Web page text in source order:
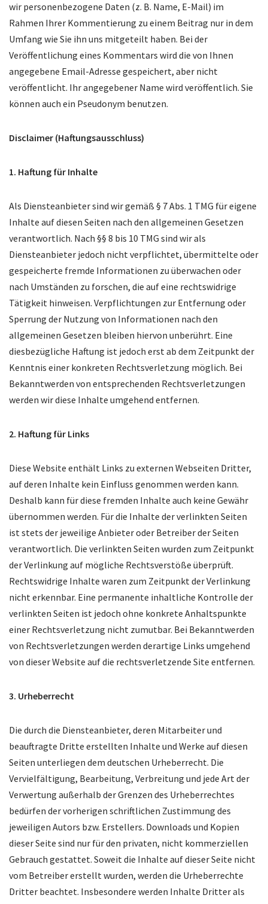
wir personenbezogene Daten (z. B. Name, E-Mail) im
Rahmen Ihrer Kommentierung zu einem Beitrag nur in dem
Umfang wie Sie ihn uns mitgeteilt haben. Bei der
Veröffentlichung eines Kommentars wird die von Ihnen
angegebene Email-Adresse gespeichert, aber nicht
veröffentlicht. Ihr angegebener Name wird veröffentlich. Sie
können auch ein Pseudonym benutzen.
Disclaimer (Haftungsausschluss)
1. Haftung für Inhalte
Als Diensteanbieter sind wir gemäß § 7 Abs. 1 TMG für eigene
Inhalte auf diesen Seiten nach den allgemeinen Gesetzen
verantwortlich. Nach §§ 8 bis 10 TMG sind wir als
Diensteanbieter jedoch nicht verpflichtet, übermittelte oder
gespeicherte fremde Informationen zu überwachen oder
nach Umständen zu forschen, die auf eine rechtswidrige
Tätigkeit hinweisen. Verpflichtungen zur Entfernung oder
Sperrung der Nutzung von Informationen nach den
allgemeinen Gesetzen bleiben hiervon unberührt. Eine
diesbezügliche Haftung ist jedoch erst ab dem Zeitpunkt der
Kenntnis einer konkreten Rechtsverletzung möglich. Bei
Bekanntwerden von entsprechenden Rechtsverletzungen
werden wir diese Inhalte umgehend entfernen.
2. Haftung für Links
Diese Website enthält Links zu externen Webseiten Dritter,
auf deren Inhalte kein Einfluss genommen werden kann.
Deshalb kann für diese fremden Inhalte auch keine Gewähr
übernommen werden. Für die Inhalte der verlinkten Seiten
ist stets der jeweilige Anbieter oder Betreiber der Seiten
verantwortlich. Die verlinkten Seiten wurden zum Zeitpunkt
der Verlinkung auf mögliche Rechtsverstöße überprüft.
Rechtswidrige Inhalte waren zum Zeitpunkt der Verlinkung
nicht erkennbar. Eine permanente inhaltliche Kontrolle der
verlinkten Seiten ist jedoch ohne konkrete Anhaltspunkte
einer Rechtsverletzung nicht zumutbar. Bei Bekanntwerden
von Rechtsverletzungen werden derartige Links umgehend
von dieser Website auf die rechtsverletzende Site entfernen.
3. Urheberrecht
Die durch die Diensteanbieter, deren Mitarbeiter und
beauftragte Dritte erstellten Inhalte und Werke auf diesen
Seiten unterliegen dem deutschen Urheberrecht. Die
Vervielfältigung, Bearbeitung, Verbreitung und jede Art der
Verwertung außerhalb der Grenzen des Urheberrechtes
bedürfen der vorherigen schriftlichen Zustimmung des
jeweiligen Autors bzw. Erstellers. Downloads und Kopien
dieser Seite sind nur für den privaten, nicht kommerziellen
Gebrauch gestattet. Soweit die Inhalte auf dieser Seite nicht
vom Betreiber erstellt wurden, werden die Urheberrechte
Dritter beachtet. Insbesondere werden Inhalte Dritter als